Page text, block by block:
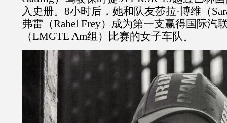
入史册。 8小时后，她和队友莎拉·博维（
弗雷（Rahel Frey）成为第一支赢得国际汽
（LMGTE Am组）比赛的女子车队。